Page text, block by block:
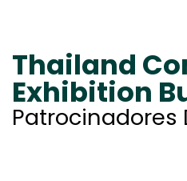
Thailand
Exhibition
Patrocinadores